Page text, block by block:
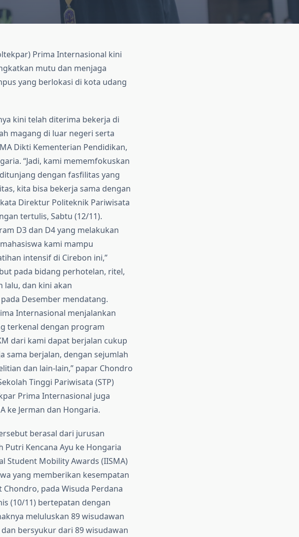
Prima Internasional kini
mutu dan menjaga
yang berlokasi di kota udang
kini telah diterima bekerja di
magang di luar negeri serta
Dikti Kementerian Pendidikan,
“Jadi, kami mememfokuskan
dengan fasfilitas yang
kita bisa bekerja sama dengan
Direktur Politeknik Pariwisata
tertulis, Sabtu (12/11).
D3 dan D4 yang melakukan
kami mampu
intensif di Cirebon ini,”
pada bidang perhotelan, ritel,
lalu, dan kini akan
Desember mendatang.
Internasional menjalankan
terkenal dengan program
dari kami dapat berjalan cukup
sama berjalan, dengan sejumlah
dan lain-lain,” papar Chondro
Tinggi Pariwisata (STP)
Prima Internasional juga
ke Jerman dan Hongaria.
berasal dari jurusan
Putri Kencana Ayu ke Hongaria
Student Mobility Awards (IISMA)
yang memberikan kesempatan
pada Wisuda Perdana
(10/11) bertepatan dengan
meluluskan 89 wisudawan
bersyukur dari 89 wisudawan